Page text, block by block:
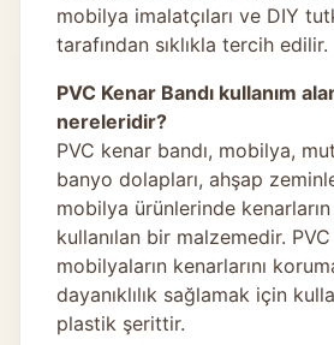
mobilya imalatçıları ve DIY
tarafından sıklıkla tercih edilir.
PVC Kenar Bandı kullanım
nereleridir?
PVC kenar bandı, mobilya,
banyo dolapları, ahşap
mobilya ürünlerinde
kullanılan bir malzemedir.
mobilyaların kenarlarını
dayanıklılık sağlamak için
plastik şerittir.